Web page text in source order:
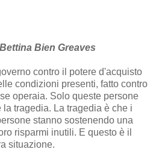
Bettina Bien Greaves
contro il potere d'acquisto
condizioni presenti, fatto contro
operaia. Solo queste persone
tragedia. La tragedia è che i
stanno sostenendo una
risparmi inutili. E questo è il
situazione.